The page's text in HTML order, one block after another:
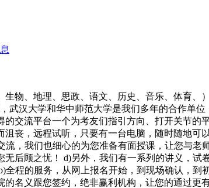
物、地理、思政、语文、历史、音乐、体育
武汉大学和华中师范大学是我们多年的合作单
交流平台一个为考友们指引方向、打开关节
丧，远程试听，只要有一台电脑，随时随地
，我们也细心的为您准备有面授课，让您与
后顾之忧！ d)另外，我们有一系列的讲义，
程的服务，从网上报名开始，到现场确认，
名义跟您签约，绝非赢利机构，让您的通过